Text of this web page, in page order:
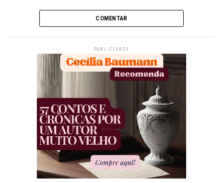
COMENTAR
PUBLICIDADE